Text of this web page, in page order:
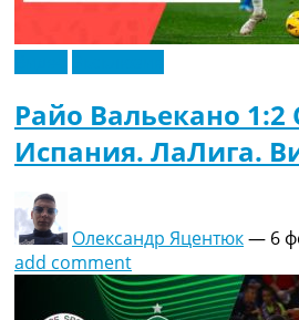
Райо Вальекано 1:2
Испания. ЛаЛига.
Олександр Яцентюк— 6
add comment